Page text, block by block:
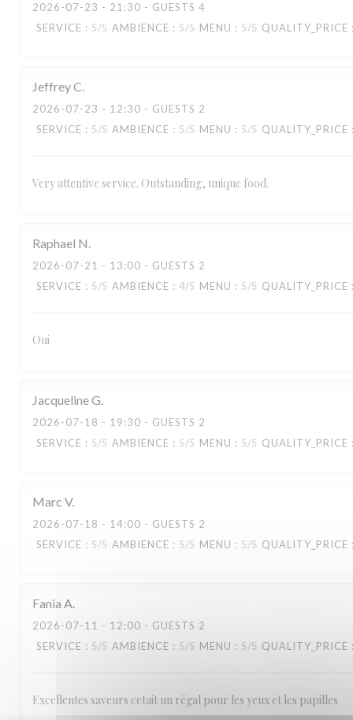
2026-07-23 - 21:30 - GUESTS 4
SERVICE : 5/5 AMBIENCE : 5/5 MENU : 5/5 QUALITY_PRICE
JeffreyC
2026-07-23 - 12:30 - GUESTS 2
SERVICE : 5/5 AMBIENCE : 5/5 MENU : 5/5 QUALITY_PRICE
Very attentive service. Outstanding, unique food.
Raphael N
2026-07-21 - 13:00 - GUESTS 2
SERVICE : 5/5 AMBIENCE : 4/5 MENU : 5/5 QUALITY_PRICE
Oui
JacquelineG
2026-07-18 - 19:30 - GUESTS 2
SERVICE : 5/5 AMBIENCE : 5/5 MENU : 5/5 QUALITY_PRICE
Marc V
2026-07-18 - 14:00 - GUESTS 2
SERVICE : 5/5 AMBIENCE : 5/5 MENU : 5/5 QUALITY_PRICE
Fania A
2026-07-11 - 12:00 - GUESTS 2
SERVICE : 5/5 AMBIENCE : 5/5 MENU : 5/5 QUALITY_PRICE
Excellentes saveurs cetait un régal pour les yeux et les papilles